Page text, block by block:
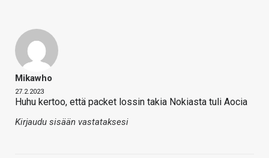
Mikawho
27.2.2023
Huhu kertoo, että packet lossin takia Nokiasta tuli Aocia
Kirjaudu sisään vastataksesi